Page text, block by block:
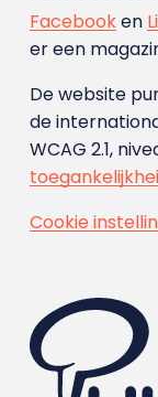
Facebooken
er een
De website
de
WCAG 2.1,
Cookie